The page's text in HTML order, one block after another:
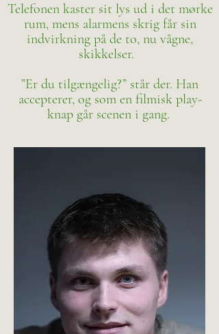
Telefonen kaster sit lys ud i det mørke
rum, mens alarmens skrig får sin
indvirkning på de to, nu vågne,
skikkelser.
”Er du tilgængelig?” står der. Han
accepterer, og som en filmisk play-
knap går scenen i gang.